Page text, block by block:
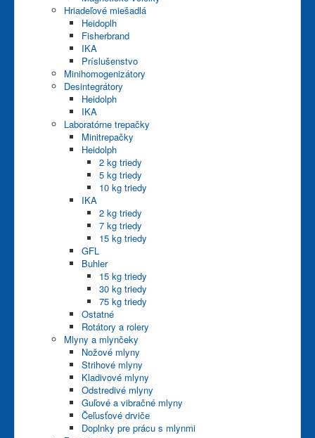
Hriadeľové miešadlá
Heidoplh
Fisherbrand
IKA
Príslušenstvo
Minihomogenizátory
Desintegrátory
Heidolph
IKA
Laboratórne trepačky
Minitrepačky
Heidolph
2 kg triedy
5 kg triedy
10 kg triedy
IKA
2 kg triedy
7 kg triedy
15 kg triedy
GFL
Buhler
15 kg triedy
30 kg triedy
75 kg triedy
Ostatné
Rotátory a rolery
Mlyny a mlynčeky
Nožové mlyny
Strihové mlyny
Kladivové mlyny
Odstredivé mlyny
Guľové a vibračné mlyny
Čeľusťové drviče
Doplnky pre prácu s mlynmi